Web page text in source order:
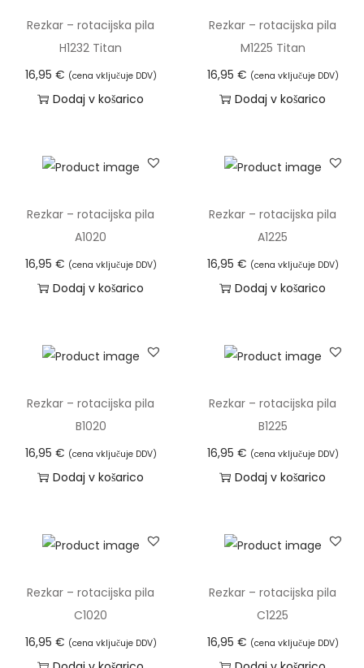
Rezkar – rotacijska pila
H1232 Titan
16,95 € (cena vključuje DDV)
Dodaj v košarico
Rezkar – rotacijska pila
M1225 Titan
16,95 € (cena vključuje DDV)
Dodaj v košarico
Rezkar – rotacijska pila
A1020
16,95 € (cena vključuje DDV)
Dodaj v košarico
Rezkar – rotacijska pila
A1225
16,95 € (cena vključuje DDV)
Dodaj v košarico
Rezkar – rotacijska pila
B1020
16,95 € (cena vključuje DDV)
Dodaj v košarico
Rezkar – rotacijska pila
B1225
16,95 € (cena vključuje DDV)
Dodaj v košarico
Rezkar – rotacijska pila
C1020
16,95 € (cena vključuje DDV)
Rezkar – rotacijska pila
C1225
16,95 € (cena vključuje DDV)